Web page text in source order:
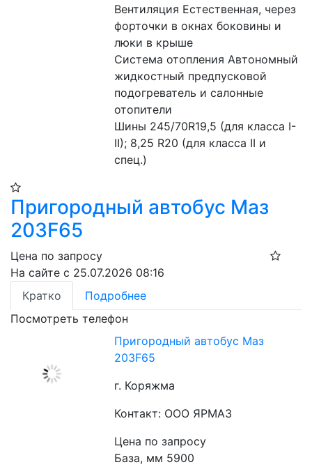
Вентиляция Естественная, через
форточки в окнах боковины и
люки в крыше
Система отопления Автономный
жидкостный предпусковой
подогреватель и салонные
отопители
Шины 245/70R19,5 (для класса I-
II); 8,25 R20 (для класса II и
спец.)
Пригородный автобус Маз
203F65
Цена по запросу
На сайте с 25.07.2026 08:16
Кратко
Подробнее
Посмотреть телефон
Пригородный автобус Маз
203F65
г. Коряжма
Контакт: ООО ЯРМАЗ
Цена по запросу
База, мм 5900